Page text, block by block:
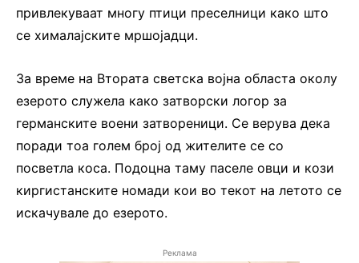
привлекуваат многу птици преселници како што
се хималајските мршојадци.
За време на Втората светска војна областа околу
езерото служела како затворски логор за
германските воени затвореници. Се верува дека
поради тоа голем број од жителите се со
посветла коса. Подоцна таму паселе овци и кози
киргистанските номади кои во текот на летото се
искачувале до езерото.
Реклама